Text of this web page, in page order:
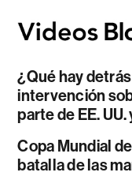
¿Qué hay
intervención
parte de EE.
Copa Mundial
batalla de las